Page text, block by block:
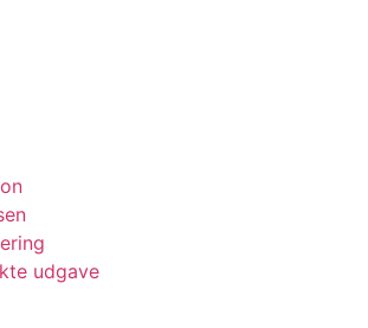
udgave